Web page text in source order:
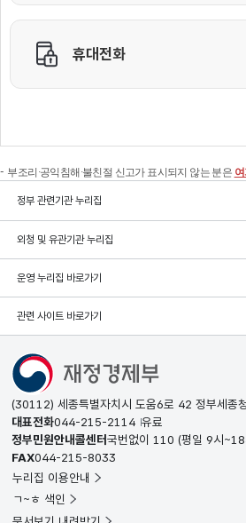
부조리·공익침해·불친절 신고가 표시되지 않는 분은 여
정부 관련기관 누리집
외청 및 유관기관 누리집
운영 누리집 바로가기
관련 사이트 바로가기
(30112) 세종특별자치시 도움6로 42 정부세종
대표전화044-215-2114 유료
정부민원안내콜센터국번없이 110 (평일 9시~18
FAX044-215-8033
누리집 이용안내
ㄱ~ㅎ 색인